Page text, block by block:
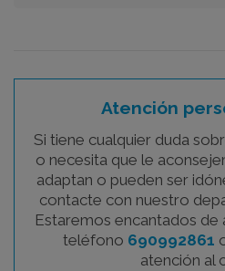
Atención
Si tiene cualquier duda
o necesita que le
adaptan o pueden ser
contacte con nuestro
Estaremos encantados de
teléfono 690992861
atención al